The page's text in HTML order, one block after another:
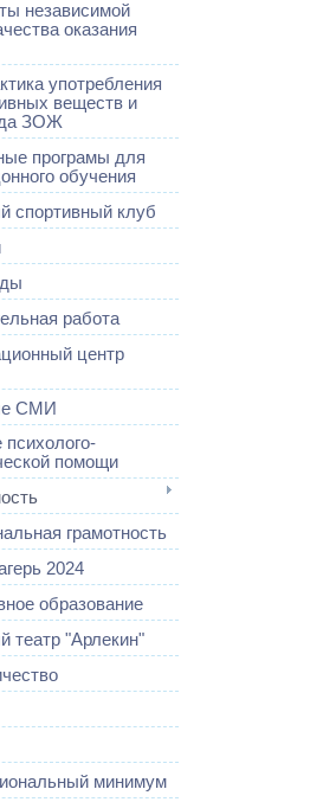
независимой
оказания
употребления
веществ и
ЗОЖ
програмы для
обучения
спортивный клуб
работа
центр
СМИ
психолого-
помощи
грамотность
2024
образование
театр "Арлекин"
минимум